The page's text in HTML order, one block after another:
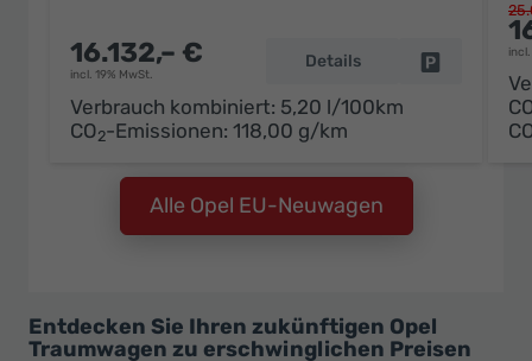
16.132,– €
incl. 19% MwSt.
Details Fahrzeug
Verbrauch kombiniert: 5,20 l/100km
CO2-Emissionen: 118,00 g/km
Alle Opel EU-Neuwagen
Entdecken Sie Ihren zukünftigen Opel
Traumwagen zu erschwinglichen Preisen